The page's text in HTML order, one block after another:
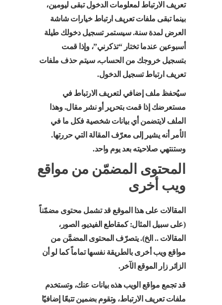
تعريف الارتباط لمعلومات الدخول تبقى ليومين،
بينما تبقى ملفات تعريف ارتباط خيارات شاشة
العرض لمدة سنة. سيستمر تسجيل دخولك طيلة
أسبوعين عندما تختار “تذكرني”، وإذا قمت
بتسجيل خروجك من الحساب، سيتم حذف ملفات
تعريف ارتباط تسجيل الدخول.
سيُحفظ ملف إضافي لتعريف الارتباط في
مستعرضك إذا قمت بتحرير أو نشر مقال. وهذا
الملف لايتضمن أي بيانات شخصية فكل ما في
الأمر أنه يشير إلى معرّف المقالة التي حررتها.
وستنتهي صلاحيته بعد يوم واحد.
المحتوى المضمّن من مواقع
ويب أخرى
المقالات على هذا الموقع قد تشمل محتوى مضمّناً
(على سبيل المثال: كمقاطع الفيديو، الصور،
المقالات .. الخ). يتصرّف المحتوى المضمَّن من
مواقع ويب أخرى بالطريقة نفسها تماماً كما لو أن
الزائر زار الموقع الآخر.
قد تجمع مواقع الويب هذه بيانات عنك، وتستخدم
ملفات تعريف الارتباط، وتقوم بضمين تتبعًا إضافيًا